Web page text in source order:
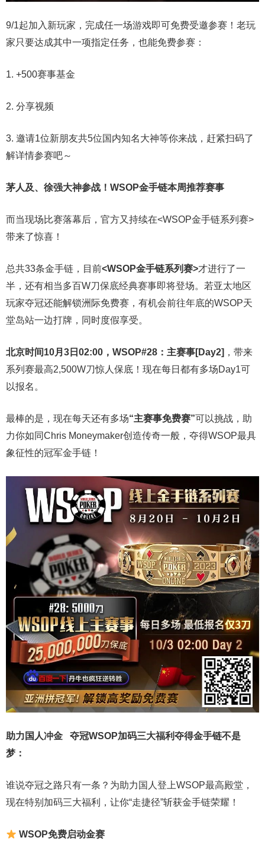
9/1起加入新玩家，完成任一场游戏即可免费受邀参赛！老玩
家只要达成其中一项指定任务，也能免费参赛：
1. +500赛事基金
2. 分享视频
3. 邀请1位新朋友共5位国内知名大神等你来战，赶紧扫码了
解详情参赛吧～
茅人及、徐强大神参战！WSOP金手链本周推荐赛事
而当现场比赛落幕后，官方又持续在<WSOP金手链系列赛>
带来了惊喜！
总共33条金手链，目前<WSOP金手链系列赛>才进行了一
半，还有相当多百W刀保底经典赛事即将登场。若亚太地区
玩家夺冠还能解锁洲际免费赛，有机会前往年底的WSOP天
堂岛站一边打牌，同时度假享受。
北京时间10月3日02:00，WSOP#28：主赛事[Day2] ，带来
系列赛最高2,500W刀惊人保底！现在每日都有多场Day1可
以报名。
最棒的是，现在每天还有多场“主赛事免费赛”可以挑战，助
力你如同Chris Moneymaker创造传奇一般，夺得WSOP最具
象征性的冠军金手链！
助力国人冲金 夺冠WSOP加码三大福利夺得金手链不是
梦 ：
谁说夺冠之路只有一条？为助力国人登上WSOP最高殿堂，
现在特别加码三大福利，让你“走捷径”斩获金手链荣耀！
WSOP免费启动金赛